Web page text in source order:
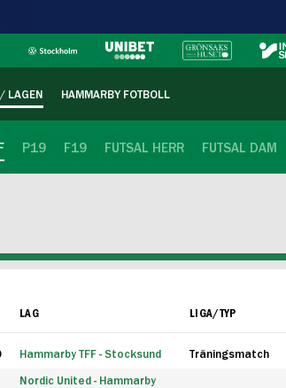
LAGEN HAMMARBY FOTBOLL
P19 F19 FUTSAL HERR FUTSAL DAM
LAG LIGA/TYP
Hammarby TFF - Stocksund Träningsmatch
Nordic United - Hammarby